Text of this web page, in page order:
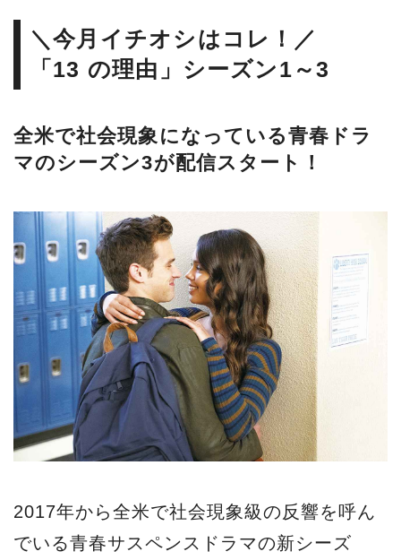
＼今月イチオシはコレ！／
「13 の理由」シーズン1～3
全米で社会現象になっている青春ドラ
マのシーズン3が配信スタート！
2017年から全米で社会現象級の反響を呼ん
でいる青春サスペンスドラマの新シーズ